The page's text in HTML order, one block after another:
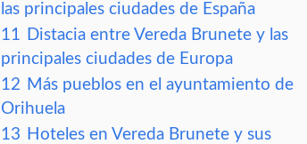
las principales ciudades de España
11 Distacia entre Vereda Brunete y las
principales ciudades de Europa
12 Más pueblos en el ayuntamiento de
Orihuela
13 Hoteles en Vereda Brunete y sus